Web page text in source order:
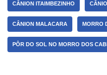
CÂNION ITAIMBEZINHO
CÂNION MALACARA MORRO
PÔR DO SOL NO MORRO DOS